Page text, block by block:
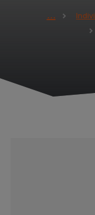
s